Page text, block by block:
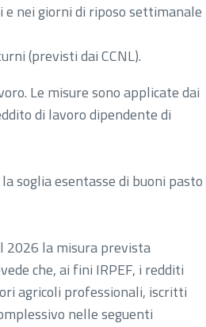
nei giorni di riposo settimanale
(previsti dai CCNL).
Le misure sono applicate dai
di lavoro dipendente di
soglia esentasse di buoni pasto
2026 la misura prevista
che, ai fini IRPEF, i redditi
agricoli professionali, iscritti
nelle seguenti